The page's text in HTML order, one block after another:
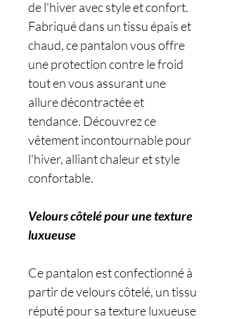
de l'hiver avec style et confort.
Fabriqué dans un tissu épais et
chaud, ce pantalon vous offre
une protection contre le froid
tout en vous assurant une
allure décontractée et
tendance. Découvrez ce
vêtement incontournable pour
l'hiver, alliant chaleur et style
confortable.
Velours côtelé pour une texture
luxueuse
Ce pantalon est confectionné à
partir de velours côtelé, un tissu
réputé pour sa texture luxueuse